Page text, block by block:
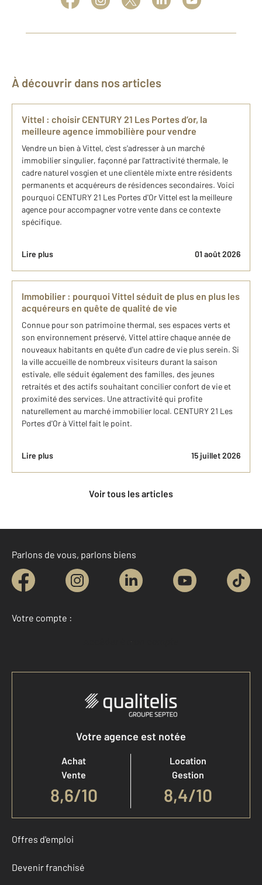
À découvrir dans nos articles
Vittel : choisir CENTURY 21 Les Portes d’or, la
meilleure agence immobilière pour vendre
Vendre un bien à Vittel, c'est s'adresser à un marché
immobilier singulier, façonné par l'attractivité thermale, le
cadre naturel vosgien et une clientèle mixte entre résidents
permanents et acquéreurs de résidences secondaires. Voici
pourquoi CENTURY 21 Les Portes d'Or Vittel est la meilleure
agence pour accompagner votre vente dans ce contexte
spécifique.
Lire plus 01 août 2026
Immobilier : pourquoi Vittel séduit de plus en plus les
acquéreurs en quête de qualité de vie
Connue pour son patrimoine thermal, ses espaces verts et
son environnement préservé, Vittel attire chaque année de
nouveaux habitants en quête d'un cadre de vie plus serein. Si
la ville accueille de nombreux visiteurs durant la saison
estivale, elle séduit également des familles, des jeunes
retraités et des actifs souhaitant concilier confort de vie et
proximité des services. Une attractivité qui profite
naturellement au marché immobilier local. CENTURY 21 Les
Portes d'Or à Vittel fait le point.
Lire plus 15 juillet 2026
Voir tous les articles
Parlons de vous, parlons biens
Votre compte :
Accéder à mon compte
Votre agence est notée
Achat
Vente
8,6/10
Location
Gestion
8,4/10
Offres d'emploi
Devenir franchisé